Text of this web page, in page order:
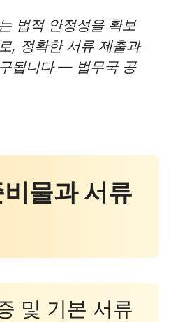
법적 안정성을 확보
, 정확한 서류 제출과
됩니다 — 법무국 공
물과 서류
및 기본 서류